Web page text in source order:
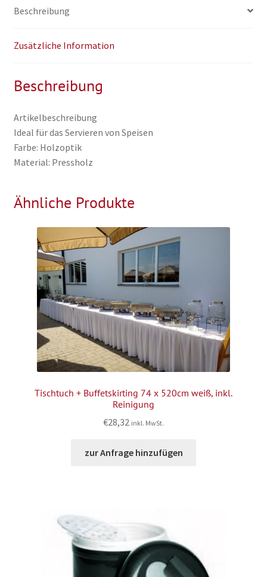
Beschreibung
Zusätzliche Information
Beschreibung
Artikelbeschreibung
Ideal für das Servieren von Speisen
Farbe: Holzoptik
Material: Pressholz
Ähnliche Produkte
Tischtuch + Buffetskirting 74 x 520cm weiß, inkl.
Reinigung
€28,32 inkl. MwSt.
zur Anfrage hinzufügen